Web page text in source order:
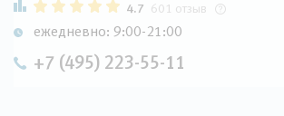
4.7 601 отзыв
ежедневно: 9:00-21:00
+7 (495) 223-55-11